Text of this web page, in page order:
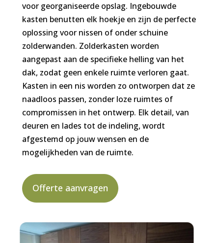
voor georganiseerde opslag. Ingebouwde
kasten benutten elk hoekje en zijn de perfecte
oplossing voor nissen of onder schuine
zolderwanden. Zolderkasten worden
aangepast aan de specifieke helling van het
dak, zodat geen enkele ruimte verloren gaat.
Kasten in een nis worden zo ontworpen dat ze
naadloos passen, zonder loze ruimtes of
compromissen in het ontwerp. Elk detail, van
deuren en lades tot de indeling, wordt
afgestemd op jouw wensen en de
mogelijkheden van de ruimte.
Offerte aanvragen